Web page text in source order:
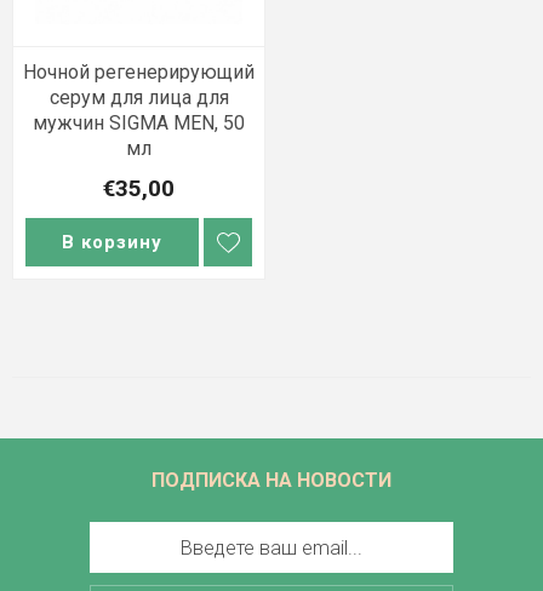
Ночной регенерирующий
серум для лица для
мужчин SIGMA MEN, 50
мл
€35,00
В корзину
ПОДПИСКА НА НОВОСТИ